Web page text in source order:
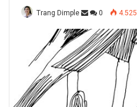
Trang Dimple 0 4.525